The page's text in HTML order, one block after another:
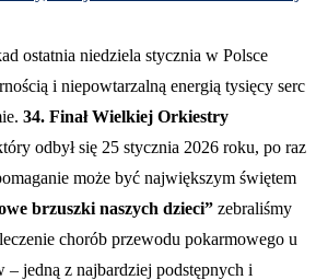
ostatnia niedziela stycznia w Polsce
i niepowtarzalną energią tysięcy serc
34. Finał Wielkiej Orkiestry
odbył się 25 stycznia 2026 roku, po raz
może być największym świętem
brzuszki naszych dzieci” zebraliśmy
chorób przewodu pokarmowego u
– jedną z najbardziej podstępnych i